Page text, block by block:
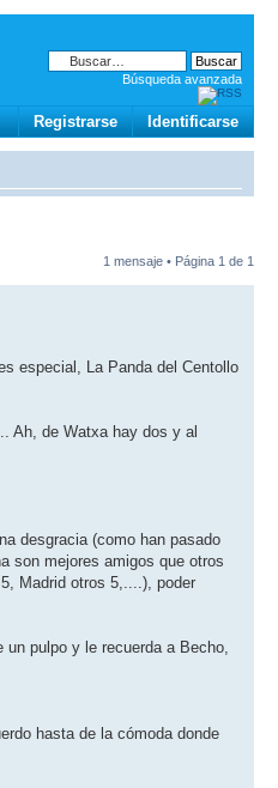
Búsqueda avanzada
Identificarse
Registrarse
1 mensaje • Página 1 de 1
especial, La Panda del Centollo
Ah, de Watxa hay dos y al
desgracia (como han pasado
son mejores amigos que otros
Madrid otros 5,....), poder
pulpo y le recuerda a Becho,
hasta de la cómoda donde